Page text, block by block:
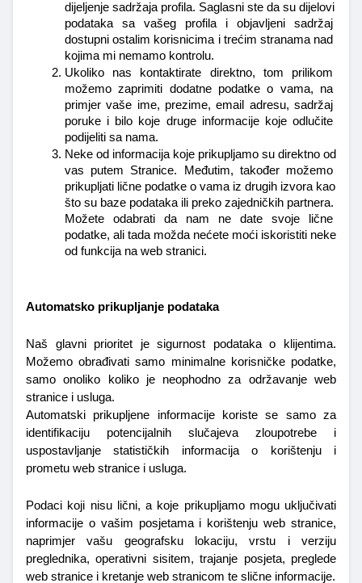
dijeljenje sadržaja profila. Saglasni ste da su dijelovi
podataka sa vašeg profila i objavljeni sadržaj
dostupni ostalim korisnicima i trećim stranama nad
kojima mi nemamo kontrolu.
Ukoliko nas kontaktirate direktno, tom prilikom
možemo zaprimiti dodatne podatke o vama, na
primjer vaše ime, prezime, email adresu, sadržaj
poruke i bilo koje druge informacije koje odlučite
podijeliti sa nama.
Neke od informacija koje prikupljamo su direktno od
vas putem Stranice. Međutim, također možemo
prikupljati lične podatke o vama iz drugih izvora kao
što su baze podataka ili preko zajedničkih partnera.
Možete odabrati da nam ne date svoje lične
podatke, ali tada možda nećete moći iskoristiti neke
od funkcija na web stranici.
Automatsko prikupljanje podataka
Naš glavni prioritet je sigurnost podataka o klijentima.
Možemo obrađivati samo minimalne korisničke podatke,
samo onoliko koliko je neophodno za održavanje web
stranice i usluga.
Automatski prikupljene informacije koriste se samo za
identifikaciju potencijalnih slučajeva zloupotrebe i
uspostavljanje statističkih informacija o korištenju i
prometu web stranice i usluga.
Podaci koji nisu lični, a koje prikupljamo mogu uključivati
informacije o vašim posjetama i korištenju web stranice,
naprimjer vašu geografsku lokaciju, vrstu i verziju
preglednika, operativni sisitem, trajanje posjeta, preglede
web stranice i kretanje web stranicom te slične informacije.